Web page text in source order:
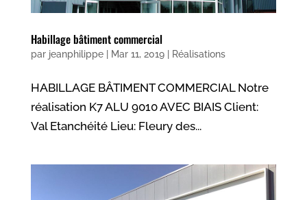
Habillage bâtiment commercial
par jeanphilippe| Mar 11, 2019| Réalisations
HABILLAGE BÂTIMENT COMMERCIAL Notre
réalisation K7 ALU 9010 AVEC BIAIS Client:
Val Etanchéité Lieu: Fleury des...